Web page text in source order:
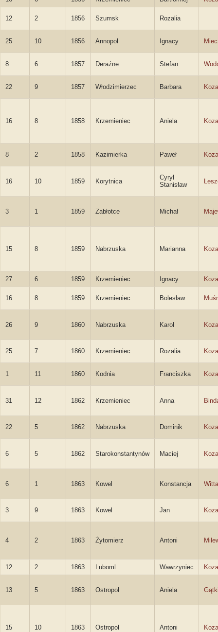
12 2 1856 Szumsk Rozalia
25 10 1856 Annopol Ignacy
8 6 1857 Deraźne Stefan
22 9 1857 Włodzimierzec Barbara
16 8 1858 Krzemieniec Aniela
8 2 1858 Kazimierka Paweł
16 10 1859 Korytnica
Cyryl
Stanisław
3 1 1859 Zabłotce Michał
15 8 1859 Nabrzuska Marianna
27 6 1859 Krzemieniec Ignacy
16 8 1859 Krzemieniec Bolesław
26 9 1860 Nabrzuska Karol
25 7 1860 Krzemieniec Rozalia
1 11 1860 Kodnia Franciszka
31 12 1862 Krzemieniec Anna
22 5 1862 Nabrzuska Dominik
6 5 1862 Starokonstantynów Maciej
6 1 1863 Kowel Konstancja
3 9 1863 Kowel Jan
4 2 1863 Żytomierz Antoni
12 2 1863 Luboml Wawrzyniec
13 5 1863 Ostropol Aniela
15 10 1863 Ostropol Antoni